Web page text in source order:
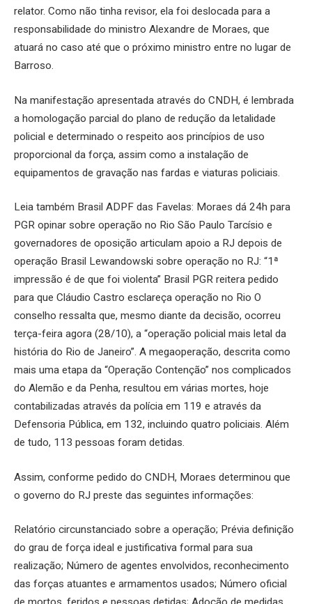
relator. Como não tinha revisor, ela foi deslocada para a
responsabilidade do ministro Alexandre de Moraes, que
atuará no caso até que o próximo ministro entre no lugar de
Barroso.
Na manifestação apresentada através do CNDH, é lembrada
a homologação parcial do plano de redução da letalidade
policial e determinado o respeito aos princípios de uso
proporcional da força, assim como a instalação de
equipamentos de gravação nas fardas e viaturas policiais.
Leia também Brasil ADPF das Favelas: Moraes dá 24h para
PGR opinar sobre operação no Rio São Paulo Tarcísio e
governadores de oposição articulam apoio a RJ depois de
operação Brasil Lewandowski sobre operação no RJ: “1ª
impressão é de que foi violenta” Brasil PGR reitera pedido
para que Cláudio Castro esclareça operação no Rio O
conselho ressalta que, mesmo diante da decisão, ocorreu
terça-feira agora (28/10), a “operação policial mais letal da
história do Rio de Janeiro”. A megaoperação, descrita como
mais uma etapa da “Operação Contenção” nos complicados
do Alemão e da Penha, resultou em várias mortes, hoje
contabilizadas através da polícia em 119 e através da
Defensoria Pública, em 132, incluindo quatro policiais. Além
de tudo, 113 pessoas foram detidas.
Assim, conforme pedido do CNDH, Moraes determinou que
o governo do RJ preste das seguintes informações:
Relatório circunstanciado sobre a operação; Prévia definição
do grau de força ideal e justificativa formal para sua
realização; Número de agentes envolvidos, reconhecimento
das forças atuantes e armamentos usados; Número oficial